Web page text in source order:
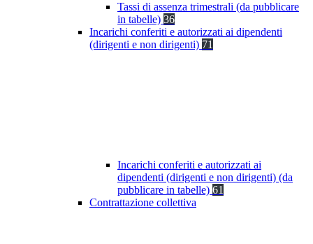
Tassi di assenza trimestrali (da pubblicare
in tabelle) 36
Incarichi conferiti e autorizzati ai dipendenti
(dirigenti e non dirigenti) 71
Incarichi conferiti e autorizzati ai
dipendenti (dirigenti e non dirigenti) (da
pubblicare in tabelle) 61
Contrattazione collettiva